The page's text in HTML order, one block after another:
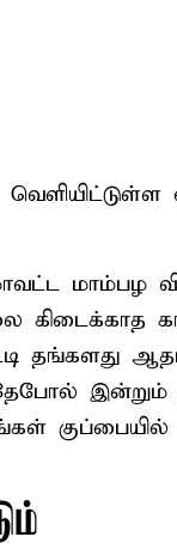
மாம்பழ
தங்களது
குப்பையில்